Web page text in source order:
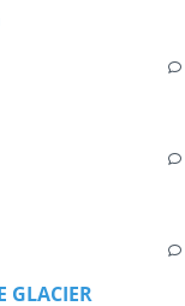
GLACIER